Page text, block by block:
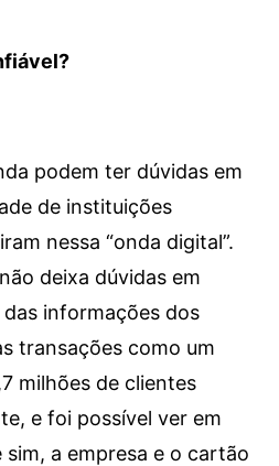
podem ter dúvidas em
de instituições
nessa “onda digital”.
deixa dúvidas em
informações dos
transações como um
milhões de clientes
e foi possível ver em
a empresa e o cartão